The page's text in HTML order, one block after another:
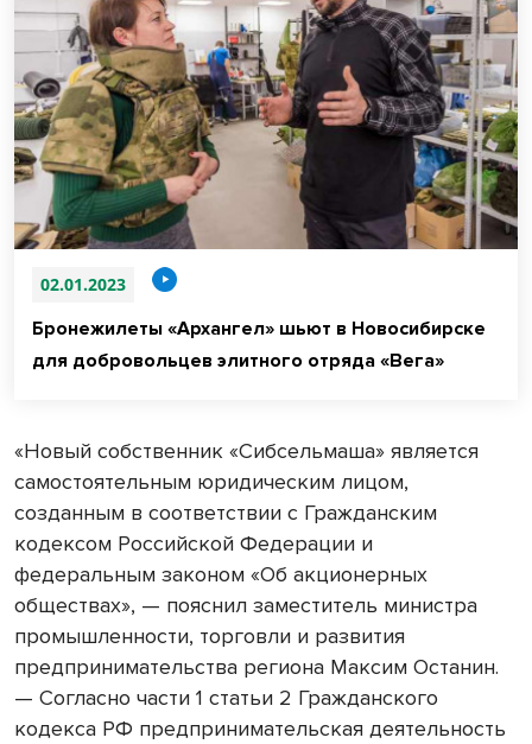
02.01.2023
Бронежилеты «Архангел» шьют в Новосибирске
для добровольцев элитного отряда «Вега»
«Новый собственник «Сибсельмаша» является
самостоятельным юридическим лицом,
созданным в соответствии с Гражданским
кодексом Российской Федерации и
федеральным законом «Об акционерных
обществах», — пояснил заместитель министра
промышленности, торговли и развития
предпринимательства региона Максим Останин.
— Согласно части 1 статьи 2 Гражданского
кодекса РФ предпринимательская деятельность